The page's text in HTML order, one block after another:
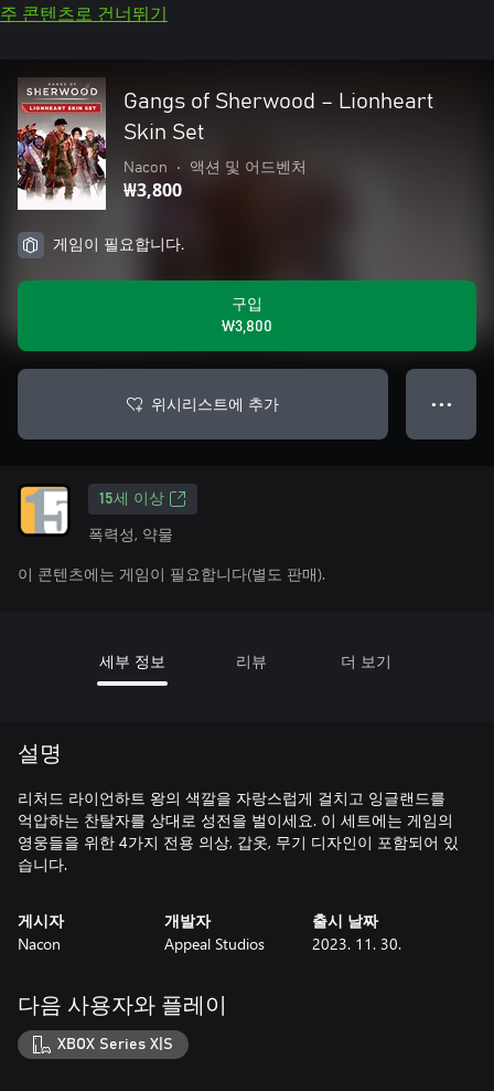
주 콘텐츠로 건너뛰기
Gangs of Sherwood – Lionheart
Skin Set
Nacon • 액션 및 어드벤처
₩3,800
게임이 필요합니다.
구입
₩3,800
위시리스트에 추가 ● ● ●
15세 이상
폭력성, 약물
이 콘텐츠에는 게임이 필요합니다(별도 판매).
세부 정보 리뷰 더 보기
설명
리처드 라이언하트 왕의 색깔을 자랑스럽게 걸치고 잉글랜드를
억압하는 찬탈자를 상대로 성전을 벌이세요. 이 세트에는 게임의
영웅들을 위한 4가지 전용 의상, 갑옷, 무기 디자인이 포함되어 있
습니다.
게시자
Nacon
개발자
Appeal Studios
출시 날짜
2023. 11. 30.
다음 사용자와 플레이
XBOX Series X|S